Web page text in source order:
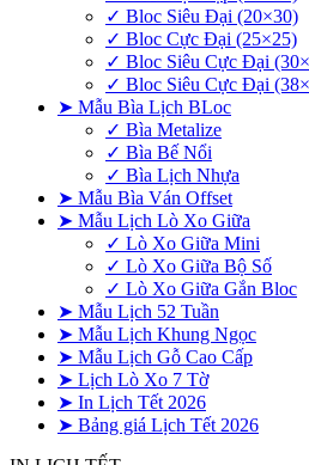
✓ Bloc Siêu Đại (20×30)
✓ Bloc Cực Đại (25×25)
✓ Bloc Siêu Cực Đại
✓ Bloc Siêu Cực Đại
➤ Mẫu Bìa Lịch BLoc
✓ Bìa Metalize
✓ Bìa Bế Nổi
✓ Bìa Lịch Nhựa
➤ Mẫu Bìa Ván Offset
➤ Mẫu Lịch Lò Xo Giữa
✓ Lò Xo Giữa Mini
✓ Lò Xo Giữa Bộ Số
✓ Lò Xo Giữa Gắn Bloc
➤ Mẫu Lịch 52 Tuần
➤ Mẫu Lịch Khung Ngọc
➤ Mẫu Lịch Gỗ Cao Cấp
➤ Lịch Lò Xo 7 Tờ
➤ In Lịch Tết 2026
➤ Bảng giá Lịch Tết 2026